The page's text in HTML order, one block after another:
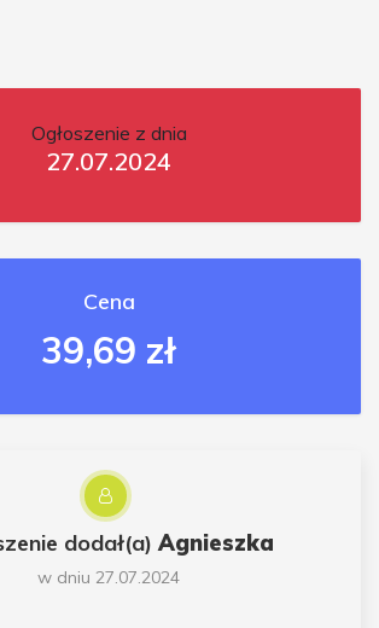
Ogłoszenie z dnia
27.07.2024
Cena
39,69 zł
dodał(a)Agnieszka
w dniu 27.07.2024